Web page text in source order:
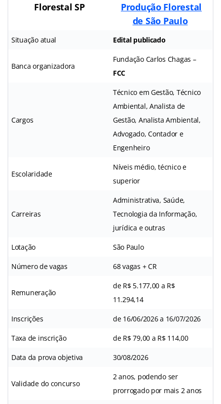
Florestal SP
Produção Florestal
de São Paulo
Situação atual Edital publicado
Banca organizadora
Fundação Carlos Chagas –
FCC
Cargos
Técnico em Gestão, Técnico
Ambiental, Analista de
Gestão, Analista Ambiental,
Advogado, Contador e
Engenheiro
Escolaridade
Níveis médio, técnico e
superior
Carreiras
Administrativa, Saúde,
Tecnologia da Informação,
jurídica e outras
Lotação São Paulo
Número de vagas 68 vagas + CR
Remuneração
de R$ 5.177,00 a R$
11.294,14
Inscrições de 16/06/2026 a 16/07/2026
Taxa de inscrição de R$ 79,00 a R$ 114,00
Data da prova objetiva 30/08/2026
Validade do concurso
2 anos, podendo ser
prorrogado por mais 2 anos